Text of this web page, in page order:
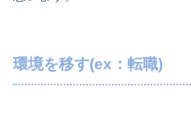
環境を移す(ex：転職)